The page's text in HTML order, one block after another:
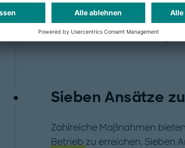
und marktreif, doch die
Betreiber sollten jetzt aktiv
nutzen, die sich daraus
Sieben Ansätze
Zahlreiche Maßnahmen
Betrieb zu erreichen. Sieben